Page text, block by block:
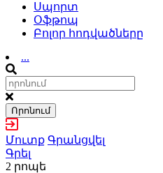
Սպորտ
Օֆթոպ
Բոլոր հոդվածները
...
Որոնում
Մուտք Գրանցվել
Գրել
2 րոպե